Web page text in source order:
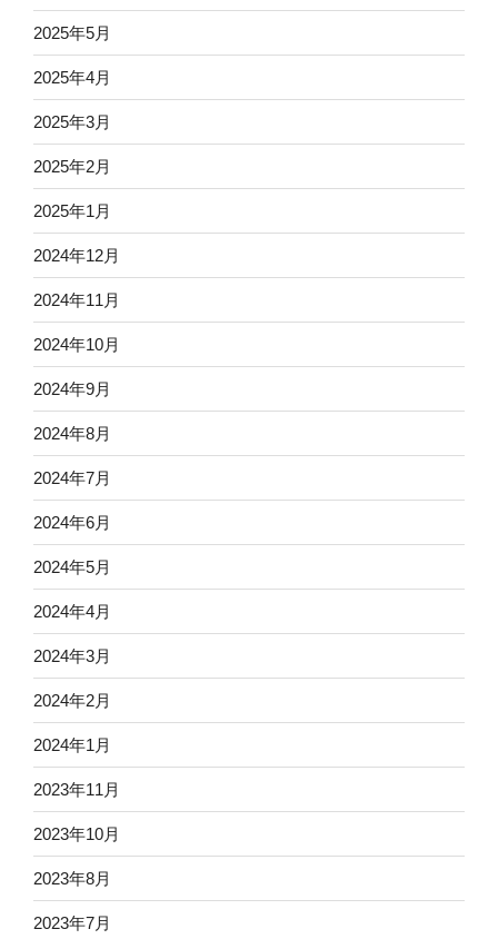
2025年5月
2025年4月
2025年3月
2025年2月
2025年1月
2024年12月
2024年11月
2024年10月
2024年9月
2024年8月
2024年7月
2024年6月
2024年5月
2024年4月
2024年3月
2024年2月
2024年1月
2023年11月
2023年10月
2023年8月
2023年7月